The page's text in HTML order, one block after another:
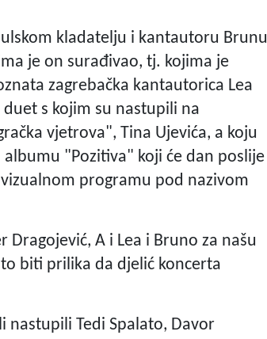
kladatelju i kantautoru Brunu
je on surađivao, tj. kojima je
zagrebačka kantautorica Lea
s kojim su nastupili na
vjetrova", Tina Ujevića, a koju
albumu "Pozitiva" koji će dan poslije
programu pod nazivom
A i Lea i Bruno za našu
biti prilika da djelić koncerta
nastupili Tedi Spalato, Davor